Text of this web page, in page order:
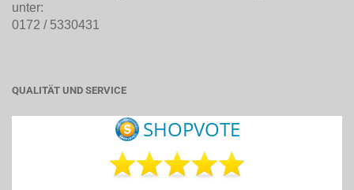
unter:
0172 / 5330431
QUALITÄT UND SERVICE